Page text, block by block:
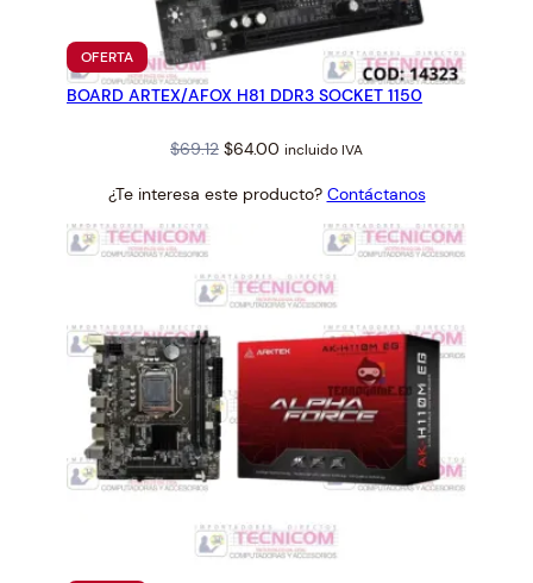
OFERTAPRODUCTO
EN
OFERTA
BOARD ARTEX/AFOX H81 DDR3 SOCKET 1150
$69.12 Original
was:
$64.00 Current
is:
$64.00.
incluido IVA
¿Te interesa este producto? Contáctanos